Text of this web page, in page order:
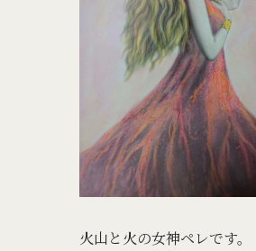
火山と火の女神ペレです。